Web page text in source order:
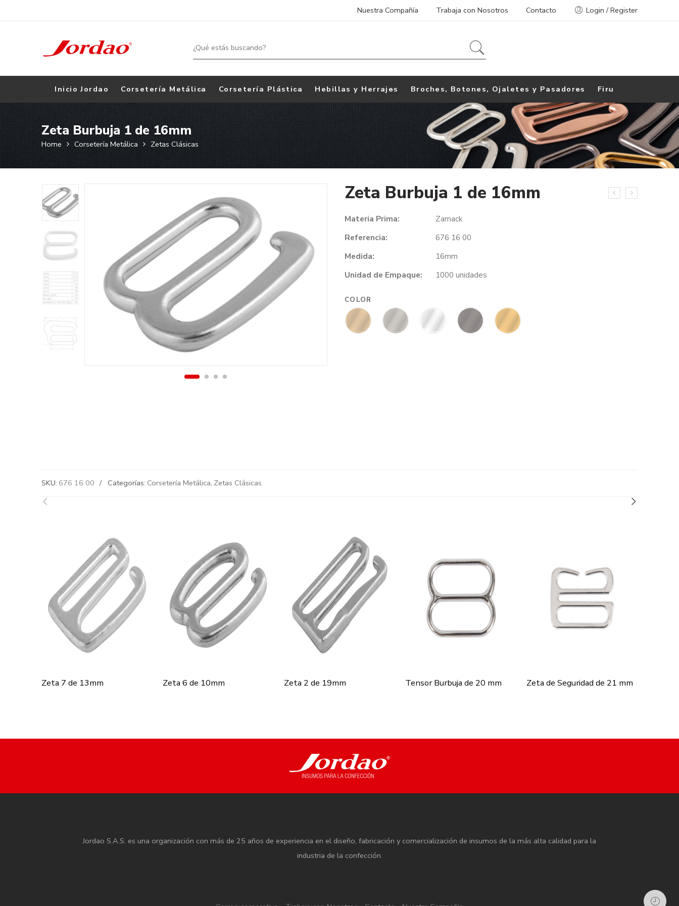
Nuestra Compañía Trabaja con Nosotros Contacto Login / Register
Inicio Jordao Corsetería Metálica Corsetería Plástica Hebillas y Herrajes Broches, Botones, Ojaletes y Pasadores Firu
Zeta Burbuja 1 de 16mm
Home Corsetería Metálica Zetas Clásicas
Zeta Burbuja 1 de 16mm
Materia Prima:
Zamack
Referencia:
676 16 00
Medida:
16mm
Unidad de Empaque:
1000 unidades
COLOR
SKU: 676 16 00 Categorías: Corsetería Metálica, Zetas Clásicas
Zeta 7 de 13mm Zeta 6 de 10mm Zeta 2 de 19mm Tensor Burbuja de 20 mm Zeta de Seguridad de 21 mm
Jordao S.A.S. es una organización con más de 25 años de experiencia en el diseño, fabricación y comercialización de insumos de la más alta calidad para la
industria de la confección.